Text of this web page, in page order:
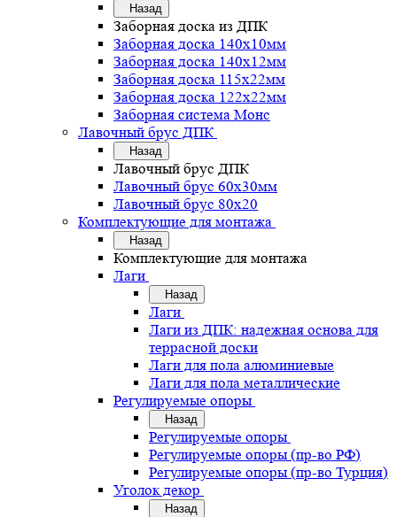
Назад
Заборная доска из ДПК
Заборная доска 140х10мм
Заборная доска 140х12мм
Заборная доска 115х22мм
Заборная доска 122х22мм
Заборная система Монс
Лавочный брус ДПК
Назад
Лавочный брус ДПК
Лавочный брус 60х30мм
Лавочный брус 80х20
Комплектующие для монтажа
Назад
Комплектующие для монтажа
Лаги
Назад
Лаги
Лаги из ДПК: надежная основа для
террасной доски
Лаги для пола алюминиевые
Лаги для пола металлические
Регулируемые опоры
Назад
Регулируемые опоры
Регулируемые опоры (пр-во РФ)
Регулируемые опоры (пр-во Турция)
Уголок декор
Назад